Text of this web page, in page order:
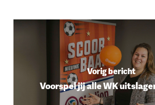
Vorig bericht
Voorspel jij alle WK